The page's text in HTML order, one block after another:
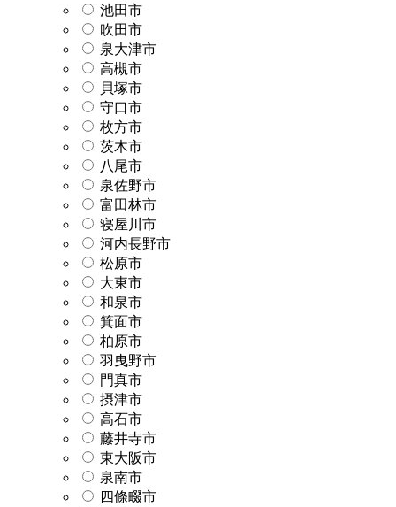
池田市
吹田市
泉大津市
高槻市
貝塚市
守口市
枚方市
茨木市
八尾市
泉佐野市
富田林市
寝屋川市
河内長野市
松原市
大東市
和泉市
箕面市
柏原市
羽曳野市
門真市
摂津市
高石市
藤井寺市
東大阪市
泉南市
四條畷市